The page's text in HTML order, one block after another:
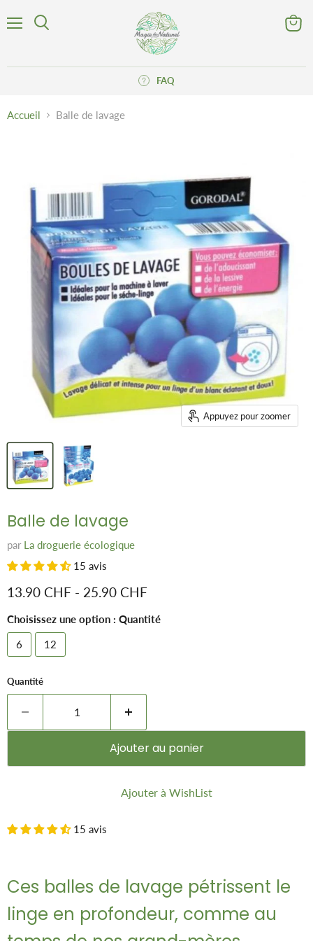
FAQ
Accueil Balle de lavage
Appuyez pour zoomer
Balle de lavage
par La droguerie écologique
15 avis
13.90 CHF - 25.90 CHF
Choisissez une option : Quantité
6
12
Quantité
Ajouter au panier
Ajouter à WishList
15 avis
Ces balles de lavage pétrissent le
linge en profondeur, comme au